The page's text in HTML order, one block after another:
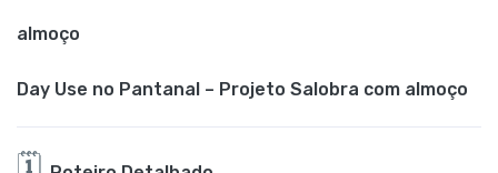
almoço
Day Use no Pantanal – Projeto Salobra com almoço